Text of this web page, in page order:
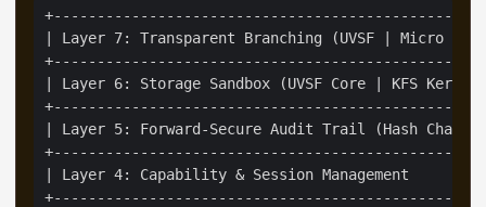
| Layer 7: Transparent Branching (UVSF | Micro
| Layer 6: Storage Sandbox (UVSF Core | KFS
| Layer 5: Forward-Secure Audit Trail (Hash
| Layer 4: Capability & Session Management